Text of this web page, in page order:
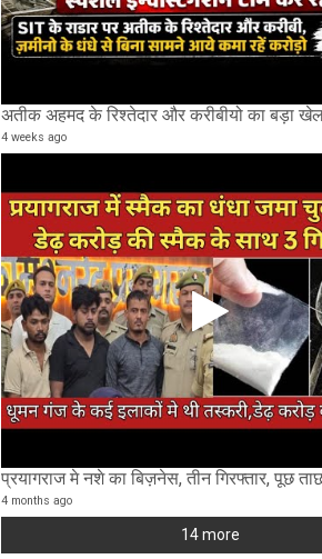
4 weeks ago
4 months ago
14 more